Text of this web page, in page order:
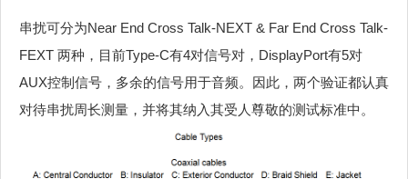
串扰可分为Near End Cross Talk-NEXT & Far End Cross Talk-
FEXT 两种，目前Type-C有4对信号对，DisplayPort有5对
AUX控制信号，多余的信号用于音频。因此，两个验证都认真
对待串扰周长测量，并将其纳入其受人尊敬的测试标准中。